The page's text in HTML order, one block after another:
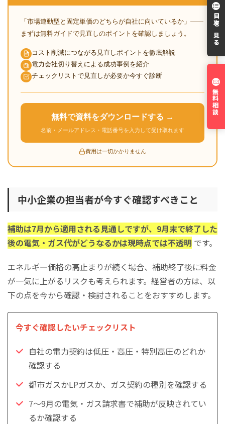
目次を見る
「市場連動型と固定単価のどちらが自社に向いているか」——
まずは無料ガイドで見直しのポイントを確認しましょう。
コスト削減につながる見直しポイントを徹底解説
電力会社切り替えによる成功事例を紹介
チェックリストで見直しが必要か今すぐ診断
無料で資料をダウンロードする →
名前・メールアドレス・電話番号を入力して受け取れます
費用は一切かかりません
中小企業の担当者が今すぐ確認すべきこと
補助は7月から適用される見通しですが、9月末で終了した
後の電気・ガス代がどうなるかは現時点では不透明 です。
エネルギー価格の高止まりが続く場合、補助終了後に料金
が一気に上がるリスクも考えられます。経営者の方は、以
下の点を今から確認・検討されることをおすすめします。
今すぐ確認したいチェックリスト
自社の電力契約は低圧・高圧・特別高圧のどれか
確認する
都市ガスかLPガスか、ガス契約の種別を確認する
7〜9月の電気・ガス請求書で補助が反映されてい
るか確認する
無料相談